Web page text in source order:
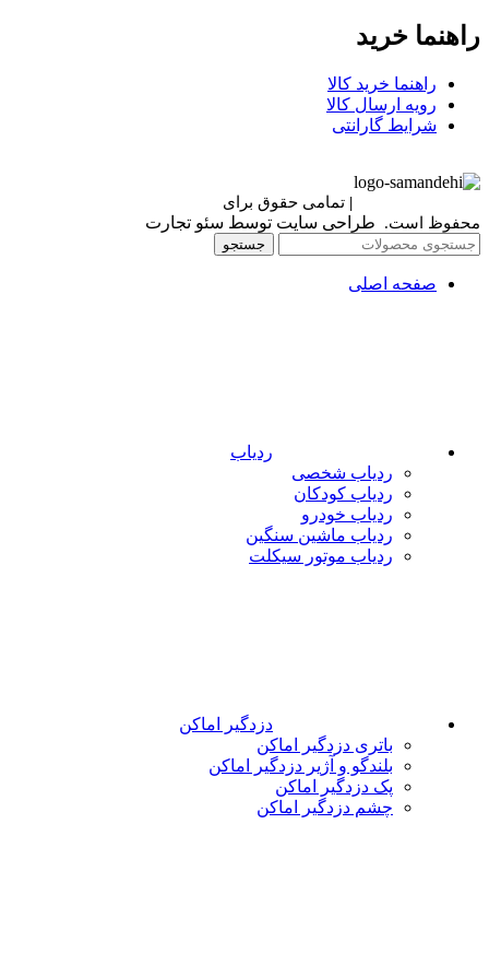
راهنما خرید
راهنما خرید کالا
رویه ارسال کالا
شرایط گارانتی
| تمامی حقوق برای
محفوظ است. طراحی سایت توسط سئو تجارت
جستجو
صفحه اصلی
ردیاب
ردیاب شخصی
ردیاب کودکان
ردیاب خودرو
ردیاب ماشین سنگین
ردیاب موتور سیکلت
دزدگیر اماکن
باتری دزدگیر اماکن
بلندگو و آژیر دزدگیر اماکن
پک دزدگیر اماکن
چشم دزدگیر اماکن